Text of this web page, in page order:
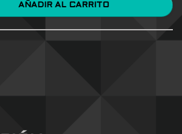
AÑADIR AL CARRITO